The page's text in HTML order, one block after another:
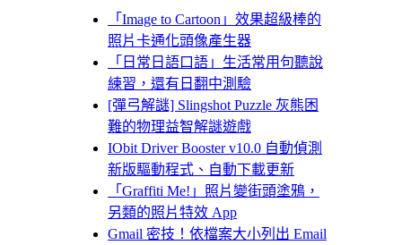
「Image to Cartoon」效果超級棒的
照片卡通化頭像產生器
「日常日語口語」生活常用句聽說
練習，還有日翻中測驗
[彈弓解謎] Slingshot Puzzle 灰熊困
難的物理益智解謎遊戲
IObit Driver Booster v10.0 自動偵測
新版驅動程式、自動下載更新
「Graffiti Me!」照片變街頭塗鴉，
另類的照片特效 App
Gmail 密技！依檔案大小列出 Email